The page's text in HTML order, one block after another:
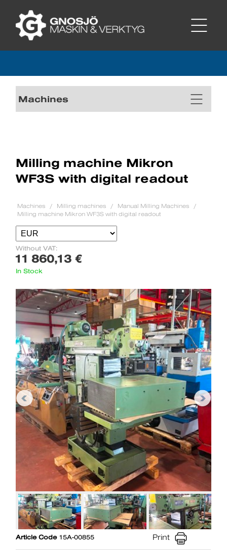
Machines
Milling machine Mikron
WF3S with digital readout
Machines Milling machines
Manual Milling Machines
Milling machine Mikron WF3S with digital readout
Without VAT:
11 860,13 €
In Stock
Article Code15A-00855 Print